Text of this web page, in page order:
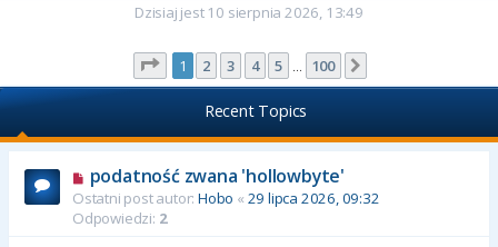
Dzisiaj jest 10 sierpnia 2026, 13:49
Strona z100
1 2 3 4 5 100
Recent Topics
podatność zwana 'hollowbyte'
Ostatni post autor: Hobo « 29 lipca 2026, 09:32
Odpowiedzi: 2